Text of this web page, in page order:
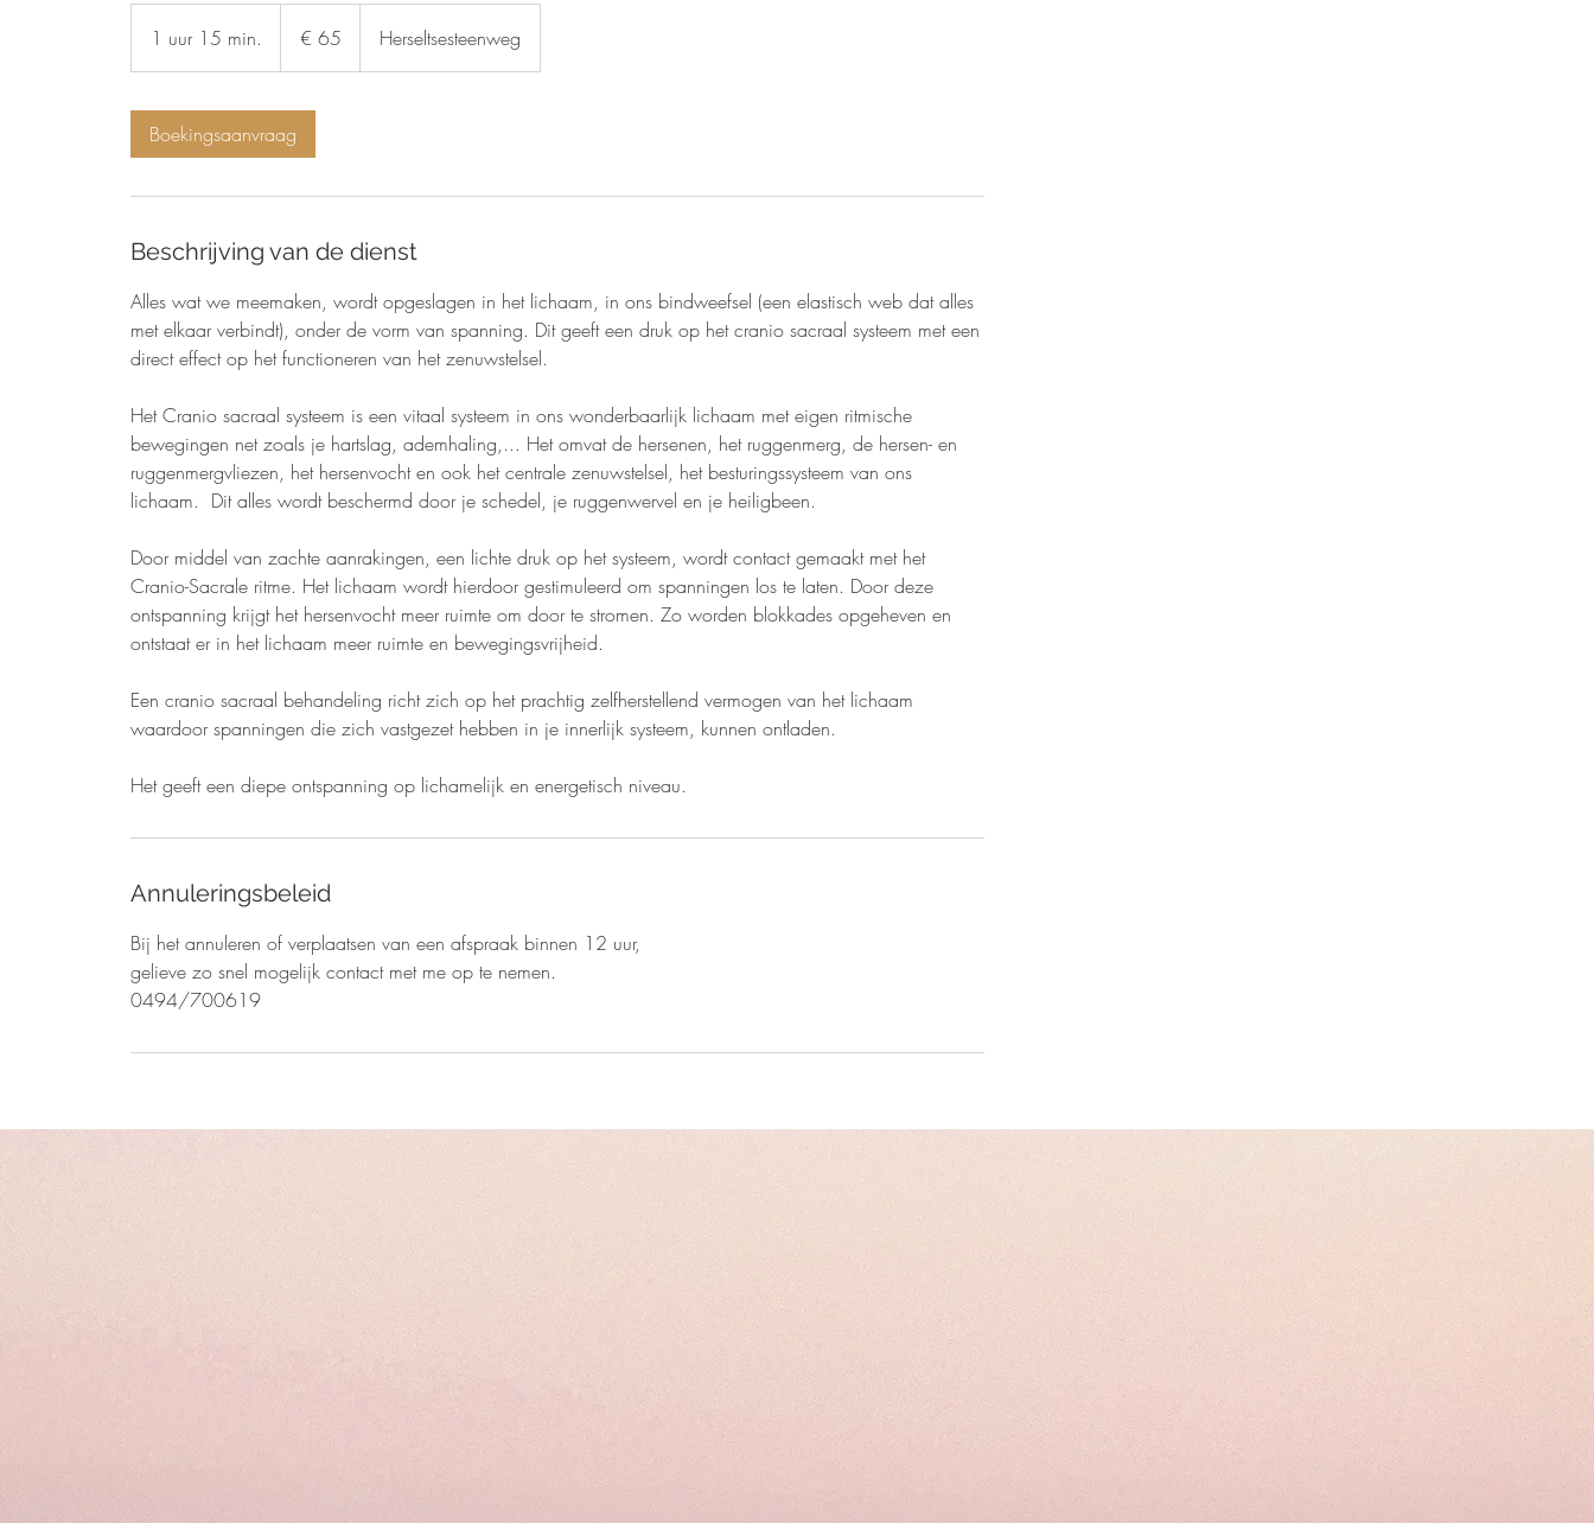
1 uur 15 min.
u
5
.
€ 65 Herseltsesteenweg
Boekingsaanvraag
Beschrijving van de dienst
Alles wat we meemaken, wordt opgeslagen in het lichaam, in ons bindweefsel (een elastisch web dat alles
met elkaar verbindt), onder de vorm van spanning. Dit geeft een druk op het cranio sacraal systeem met een
direct effect op het functioneren van het zenuwstelsel.
Het Cranio sacraal systeem is een vitaal systeem in ons wonderbaarlijk lichaam met eigen ritmische
bewegingen net zoals je hartslag, ademhaling,... Het omvat de hersenen, het ruggenmerg, de hersen- en
ruggenmergvliezen, het hersenvocht en ook het centrale zenuwstelsel, het besturingssysteem van ons
lichaam. Dit alles wordt beschermd door je schedel, je ruggenwervel en je heiligbeen.
Door middel van zachte aanrakingen, een lichte druk op het systeem, wordt contact gemaakt met het
Cranio-Sacrale ritme. Het lichaam wordt hierdoor gestimuleerd om spanningen los te laten. Door deze
ontspanning krijgt het hersenvocht meer ruimte om door te stromen. Zo worden blokkades opgeheven en
ontstaat er in het lichaam meer ruimte en bewegingsvrijheid.
​Een cranio sacraal behandeling richt zich op het prachtig zelfherstellend vermogen van het lichaam
waardoor spanningen die zich vastgezet hebben in je innerlijk systeem, kunnen ontladen.
Het geeft een diepe ontspanning op lichamelijk en energetisch niveau.
Annuleringsbeleid
Bij het annuleren of verplaatsen van een afspraak binnen 12 uur,
gelieve zo snel mogelijk contact met me op te nemen.
0494/700619